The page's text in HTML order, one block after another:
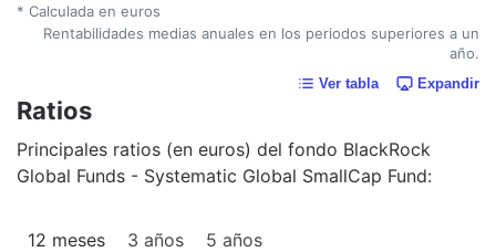
* Calculada en euros
Rentabilidades medias anuales en los periodos superiores a un
año.
Ver tabla Expandir
Ratios
Principales ratios (en euros) del fondo BlackRock
Global Funds - Systematic Global SmallCap Fund:
12 meses 3 años 5 años